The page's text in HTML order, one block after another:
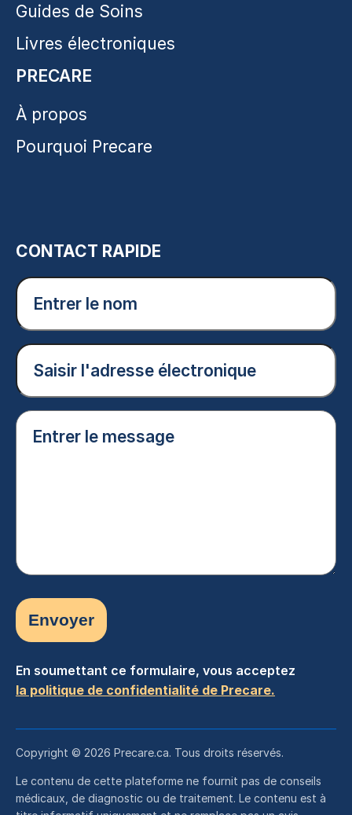
Guides de Soins
Livres électroniques
PRECARE
À propos
Pourquoi Precare
CONTACT RAPIDE
Entrer
nom
(Nécessaire)
Courriel
(Nécessaire)
Entrer
En soumettant ce formulaire, vous acceptez
la politique de confidentialité de Precare.
Copyright © 2026 Precare.ca. Tous droits réservés.
Le contenu de cette plateforme ne fournit pas de conseils
médicaux, de diagnostic ou de traitement. Le contenu est à